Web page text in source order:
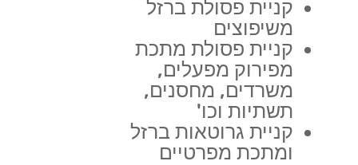
קניית פסולת ברזל
משיפוצים
קניית פסולת מתכת
מפירוק מפעלים,
משרדים, מחסנים,
תשתיות וכו'
קניית גרוטאות ברזל
ומתכת מפרטיים